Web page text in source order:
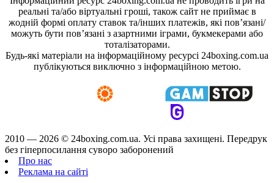
реальні та/або віртуальні гроші, також сайт не приймає в
жодній формі оплату ставок та/інших платежів, які пов’язані/
можуть бути пов’язані з азартними іграми, букмекерами або
тоталізаторами.
Будь-які матеріали на інформаційному ресурсі 24boxing.com.ua
публікуються виключно з інформаційною метою.
2010 — 2026 © 24boxing.com.ua. Усi права захищенi. Передрук
без гіперпосилання суворо заборонений
Про нас
Реклама на сайті